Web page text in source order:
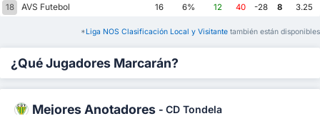
18
AVS Futebol 16 6% 12 40 -28 8 3.25
*Liga NOS Clasificación Local y Visitante también están disponibles
¿Qué Jugadores Marcarán?
Mejores Anotadores - CD Tondela